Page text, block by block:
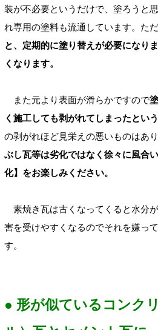
装が不必要というだけで、塗ろうと
れ専用の塗料も流通しています。ただ
と、定期的に塗り替えが必要になり
くなります。
また元より表面が滑らかですので
く施工しても剥がれてしまったとい
の剥がれほど見栄えの悪いものはあり
ぶし瓦等は劣化ではなく徐々に風合
化】をお楽しみください。
素焼き瓦は古くなってくると水分
害を受けやすくなるのでそれを嫌っ
す。
● 形が似ているコンク